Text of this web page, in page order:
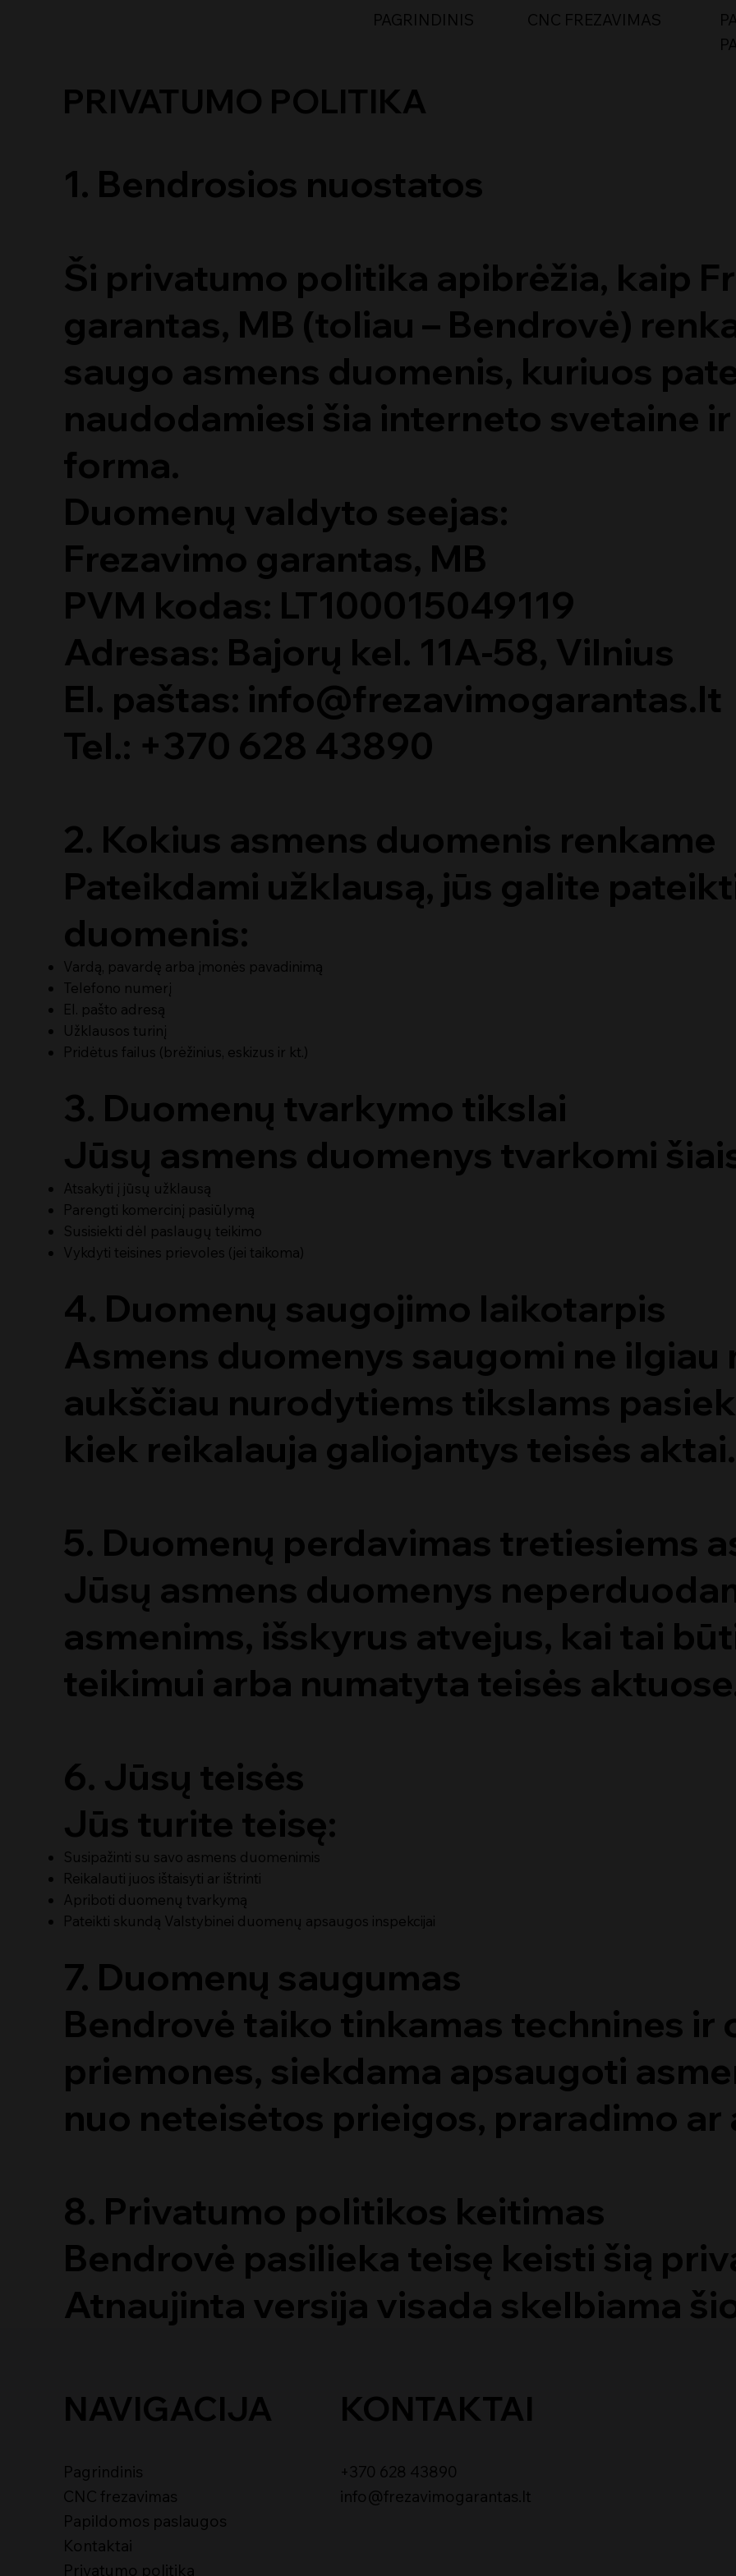
PAGRINDINIS CNC FREZAVIMAS
PRIVATUMO POLITIKA
1. Bendrosios nuostatos
Ši privatumo politika apibrėžia, kaip
garantas, MB (toliau – Bendrovė)
saugo asmens duomenis, kuriuos
naudodamiesi šia interneto svetaine
forma.
Duomenų valdyto seejas:
Frezavimo garantas, MB
PVM kodas: LT100015049119
Adresas: Bajorų kel. 11A-58, Vilnius
El. paštas: info@frezavimogarantas.lt
Tel.: +370 628 43890
2. Kokius asmens duomenis renkame
Pateikdami užklausą, jūs galite
duomenis:
Vardą, pavardę arba įmonės pavadinimą
Telefono numerį
El. pašto adresą
Užklausos turinį
Pridėtus failus (brėžinius, eskizus ir kt.)
3. Duomenų tvarkymo tikslai
Jūsų asmens duomenys tvarkomi
Atsakyti į jūsų užklausą
Parengti komercinį pasiūlymą
Susisiekti dėl paslaugų teikimo
Vykdyti teisines prievoles (jei taikoma)
4. Duomenų saugojimo laikotarpis
Asmens duomenys saugomi ne ilgiau
aukščiau nurodytiems tikslams
kiek reikalauja galiojantys teisės aktai.
5. Duomenų perdavimas tretiesiems
Jūsų asmens duomenys
asmenims, išskyrus atvejus, kai tai
teikimui arba numatyta teisės
6. Jūsų teisės
Jūs turite teisę:
Susipažinti su savo asmens duomenimis
Reikalauti juos ištaisyti ar ištrinti
Apriboti duomenų tvarkymą
Pateikti skundą Valstybinei duomenų apsaugos inspekcijai
7. Duomenų saugumas
Bendrovė taiko tinkamas technines ir
priemones, siekdama apsaugoti
nuo neteisėtos prieigos, praradimo
8. Privatumo politikos keitimas
Bendrovė pasilieka teisę keisti šią
Atnaujinta versija visada skelbiama
NAVIGACIJA
Pagrindinis
CNC frezavimas
Papildomos paslaugos
Kontaktai
Privatumo politika
KONTAKTAI
+370 628 43890
info@frezavimogarantas.lt